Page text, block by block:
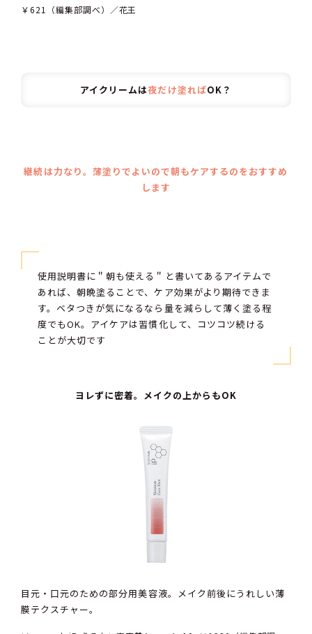
￥621（編集部調べ）／花王
アイクリームは夜だけ塗ればOK？
継続は力なり。薄塗りでよいので朝もケアするのをおすすめ
します
使用説明書に＂朝も使える＂と書いてあるアイテムで
あれば、朝晩塗ることで、ケア効果がより期待できま
す。ベタつきが気になるなら量を減らして薄く塗る程
度でもOK。アイケアは習慣化して、コツコツ続ける
ことが大切です
ヨレずに密着。メイクの上からもOK
目元・口元のための部分用美容液。メイク前後にうれしい薄
膜テクスチャー。